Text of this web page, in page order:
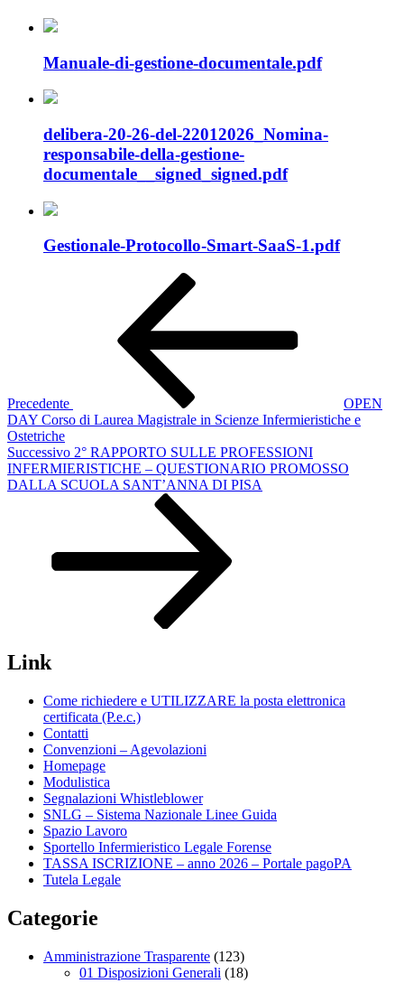
Manuale-di-gestione-documentale.pdf
delibera-20-26-del-22012026_Nomina-
responsabile-della-gestione-
documentale__signed_signed.pdf
Gestionale-Protocollo-Smart-SaaS-1.pdf
Precedente
OPEN
DAY Corso di Laurea Magistrale in Scienze Infermieristiche e
Ostetriche
Articolo
successivo
Successivo 2° RAPPORTO SULLE PROFESSIONI
INFERMIERISTICHE – QUESTIONARIO PROMOSSO
DALLA SCUOLA SANT’ANNA DI PISA
Link
Come richiedere e UTILIZZARE la posta elettronica
certificata (P.e.c.)
Contatti
Convenzioni – Agevolazioni
Homepage
Modulistica
Segnalazioni Whistleblower
SNLG – Sistema Nazionale Linee Guida
Spazio Lavoro
Sportello Infermieristico Legale Forense
TASSA ISCRIZIONE – anno 2026 – Portale pagoPA
Tutela Legale
Categorie
Amministrazione Trasparente (123)
01 Disposizioni Generali (18)